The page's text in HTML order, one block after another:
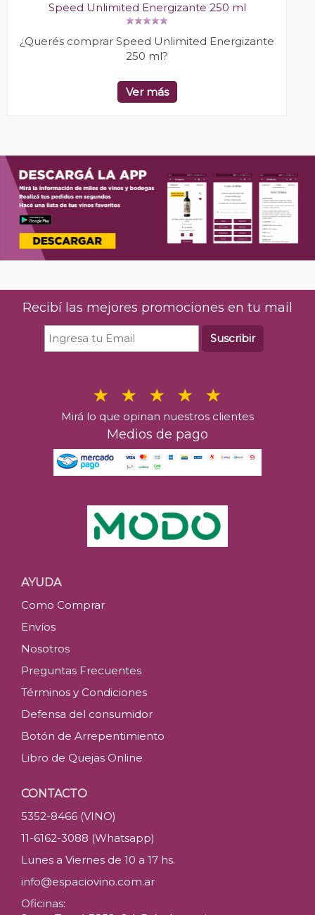
Speed Unlimited Energizante 250 ml
¿Querés comprar Speed Unlimited Energizante
250 ml?
Ver más
Recibí las mejores promociones en tu mail
Suscribir
Mirá lo que opinan nuestros clientes
Medios de pago
AYUDA
Como Comprar
Envíos
Nosotros
Preguntas Frecuentes
Términos y Condiciones
Defensa del consumidor
Botón de Arrepentimiento
Libro de Quejas Online
CONTACTO
5352-8466 (VINO)
11-6162-3088 (Whatsapp)
Lunes a Viernes de 10 a 17 hs.
info@espaciovino.com.ar
Oficinas: